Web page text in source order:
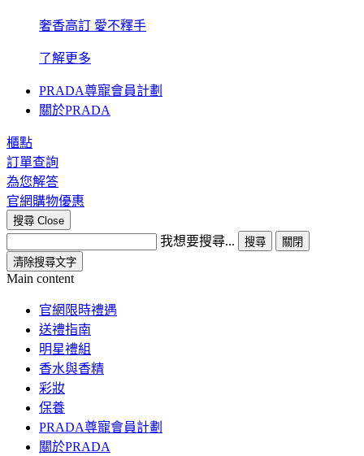
奢香高訂 愛不釋手
了解更多
PRADA尊寵會員計劃
關於PRADA
櫃點
訂單查詢
為您解答
官網購物優惠
搜尋 Close
我想要搜尋... 搜尋
關閉
清除搜尋文字
Main content
官網限時禮遇
送禮指南
明星禮組
香水與香精
彩妝
保養
PRADA尊寵會員計劃
關於PRADA